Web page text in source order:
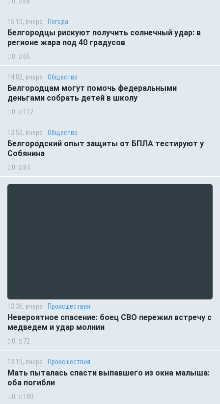
15:10, вчера Погода
Белгородцы рискуют получить солнечный удар: в
регионе жара под 40 градусов
0 66
14:02, вчера Общество
Белгородцам могут помочь федеральными
деньгами собрать детей в школу
0 112
13:50, вчера Общество
Белгородский опыт защиты от БПЛА тестируют у
Собянина
0 84
13:36, вчера Происшествия
Невероятное спасение: боец СВО пережил встречу с
медведем и удар молнии
0 72
13:15, вчера Происшествия
Мать пыталась спасти выпавшего из окна малыша:
оба погибли
0 180